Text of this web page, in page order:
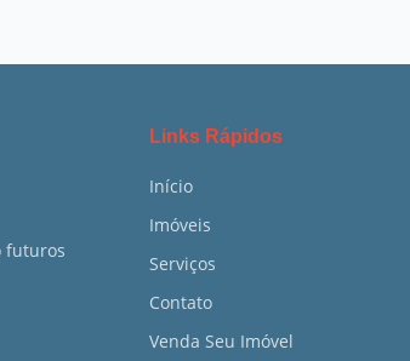
futuros
Links Rápidos
Início
Imóveis
Serviços
Contato
Venda Seu Imóvel